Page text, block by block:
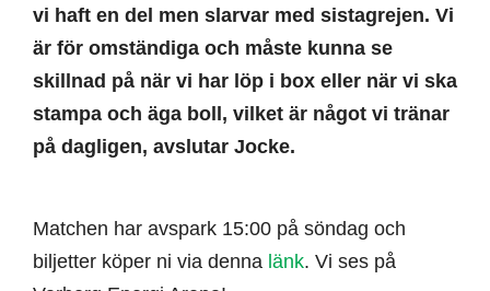
vi haft en del men slarvar med sistagrejen. Vi
är för omständiga och måste kunna se
skillnad på när vi har löp i box eller när vi ska
stampa och äga boll, vilket är något vi tränar
på dagligen, avslutar Jocke.
Matchen har avspark 15:00 på söndag och
biljetter köper ni via denna länk. Vi ses på